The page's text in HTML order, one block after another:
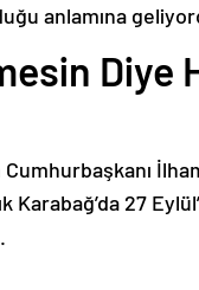
anlamına
Diye
Karabağ’da 27